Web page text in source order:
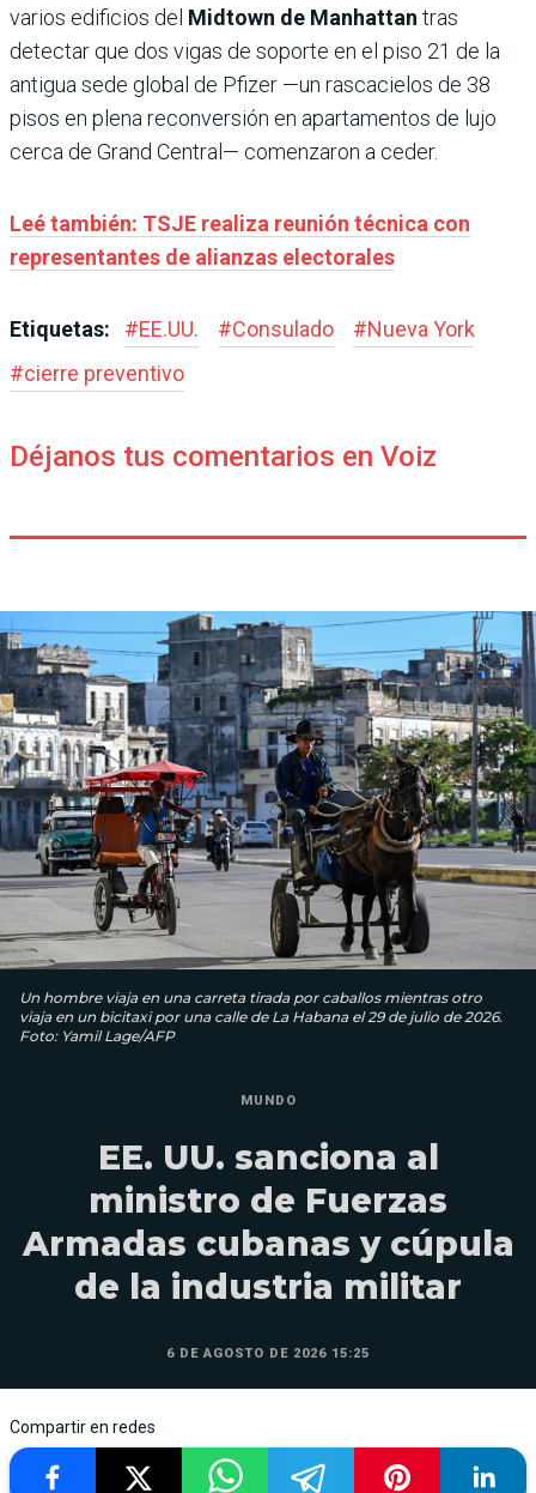
varios edificios del Midtown de Manhattan tras
detectar que dos vigas de soporte en el piso 21 de la
antigua sede global de Pfizer —un rascacielos de 38
pisos en plena reconversión en apartamentos de lujo
cerca de Grand Central— comenzaron a ceder.
Leé también: TSJE realiza reunión técnica con
representantes de alianzas electorales
Etiquetas: #EE.UU. #Consulado #Nueva York
#cierre preventivo
Déjanos tus comentarios en Voiz
Un hombre viaja en una carreta tirada por caballos mientras otro
viaja en un bicitaxi por una calle de La Habana el 29 de julio de 2026.
Foto: Yamil Lage/AFP
MUNDO
EE. UU. sanciona al
ministro de Fuerzas
Armadas cubanas y cúpula
de la industria militar
6 DE AGOSTO DE 2026 15:25
Compartir en redes